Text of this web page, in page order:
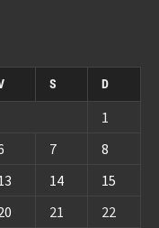
S D
1
7
8
14
15
21 22